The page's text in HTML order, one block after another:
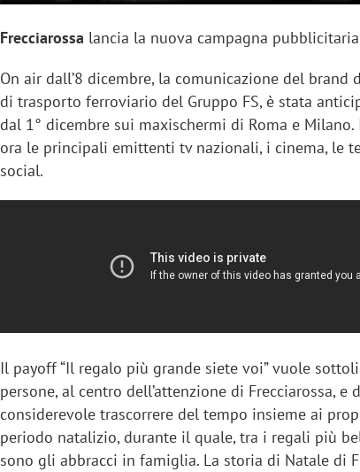
Frecciarossa lancia la nuova campagna
On air dall’8 dicembre, la comunicazione del
di trasporto ferroviario del Gruppo FS, è stata
dal 1° dicembre sui maxischermi di Roma e
ora le principali emittenti tv nazionali, i cinema, le
social.
Il payoff “Il regalo più grande siete voi” vuole
persone, al centro dell’attenzione di Frecciarossa, e
considerevole trascorrere del tempo insieme ai
periodo natalizio, durante il quale, tra i regali più
sono gli abbracci in famiglia. La storia di Natale di